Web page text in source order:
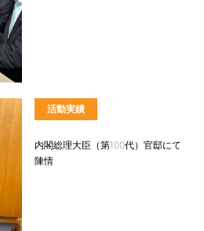
活動実績
内閣総理大臣（第100代）官邸にて
陳情